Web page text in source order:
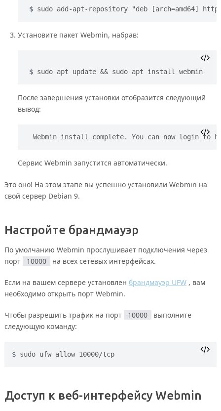
sudo add-apt-repository "deb [arch=amd64]
Установите пакет Webmin, набрав:
sudo apt update && sudo apt install webmin
После завершения установки отобразится следующий
вывод:
Webmin install complete. You can now login to
Сервис Webmin запустится автоматически.
Это оно! На этом этапе вы успешно установили Webmin на
свой сервер Debian 9.
Настройте брандмауэр
По умолчанию Webmin прослушивает подключения через
порт
10000 на всех сетевых интерфейсах.
Если на вашем сервере установлен брандмауэр UFW, вам
необходимо открыть порт Webmin.
Чтобы разрешить трафик на порт 10000
выполните
следующую команду:
sudo ufw allow 10000/tcp
Доступ к веб-интерфейсу Webmin